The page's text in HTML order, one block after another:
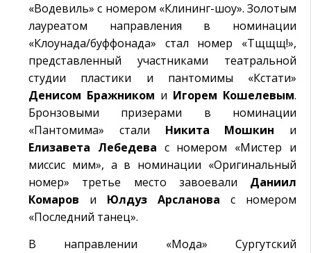
«Водевиль» с номером «Клининг-шоу». Золотым
лауреатом направления в номинации
«Клоунада/буффонада» стал номер «Тщщщ!»,
представленный участниками театральной
студии пластики и пантомимы «Кстати»
Денисом Бражником и Игорем Кошелевым.
Бронзовыми призерами в номинации
«Пантомима» стали Никита Мошкин и
Елизавета Лебедева с номером «Мистер и
миссис мим», а в номинации «Оригинальный
номер» третье место завоевали Даниил
Комаров и Юлдуз Арсланова с номером
«Последний танец».
В направлении «Мода» Сургутский